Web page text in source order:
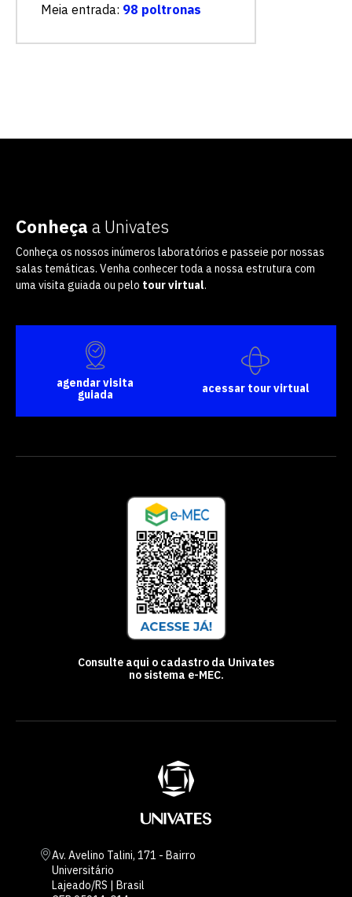
Meia entrada: 98 poltronas
Conheça a Univates
Conheça os nossos inúmeros laboratórios e passeie por nossas
salas temáticas. Venha conhecer toda a nossa estrutura com
uma visita guiada ou pelo tour virtual.
agendar visita
guiada
acessar tour virtual
Consulte aqui o cadastro da Univates
no sistema e-MEC.
Av. Avelino Talini, 171 - Bairro
Universitário
Lajeado/RS | Brasil